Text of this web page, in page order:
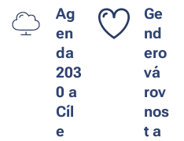
Ag
en
da
203
0 a
Cíl
e
Ge
nd
ero
vá
rov
nos
t a